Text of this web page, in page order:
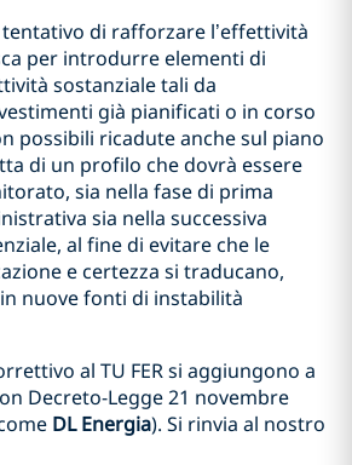
di rafforzare l’effettività
per introdurre elementi di
sostanziale tali da
già pianificati o in corso
possibili ricadute anche sul piano
di un profilo che dovrà essere
sia nella fase di prima
sia nella successiva
al fine di evitare che le
e certezza si traducano,
nuove fonti di instabilità
al TU FER si aggiungono a
Decreto-Legge 21 novembre
DL Energia). Si rinvia al nostro